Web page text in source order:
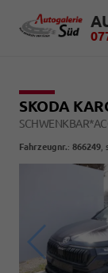
SKODA
Fahrzeugnr.: 866249